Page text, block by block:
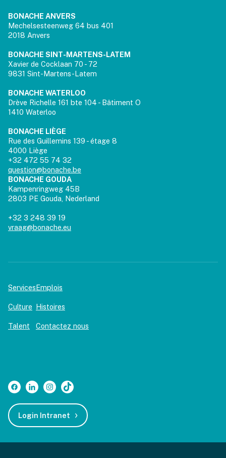
BONACHE ANVERS
Mechelsesteenweg 64 bus 401
2018 Anvers
BONACHE SINT-MARTENS-LATEM
Xavier de Cocklaan 70 - 72
9831 Sint-Martens-Latem
BONACHE WATERLOO
Drève Richelle 161 bte 104 - Bâtiment O
1410 Waterloo
BONACHE LIÈGE
Rue des Guillemins 139 - étage 8
4000 Liège
+32 472 55 74 32
question@bonache.be
BONACHE GOUDA
Kampenringweg 45B
2803 PE Gouda, Nederland
+32 3 248 39 19
vraag@bonache.eu
Services
Culture
Talent
Emplois
Histoires
Contactez nous
Login Intranet